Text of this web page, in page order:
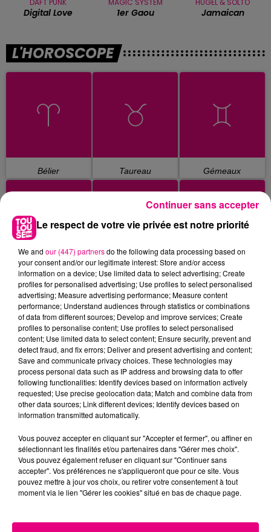
DAFT PUNK
Digital Love
MAGIC SYSTEM
1er Gaou
HUGEL & SOLTO
Jamaican
L'HOROSCOPE
Bélier Taureau Gémeaux
Cancer Lion Vierge
Balance Scorpion Sagittaire
Capricorne Verseau Poissons
Le respect de votre vie privée est notre priorité
We and our (447) partnersdo the following data processing based on
your consent and/or our legitimate interest: Store and/or access
information on a device; Use limited data to select advertising; Create
profiles for personalised advertising; Use profiles to select personalised
advertising; Measure advertising performance; Measure content
performance; Understand audiences through statistics or combinations
of data from different sources; Develop and improve services; Create
profiles to personalise content; Use profiles to select personalised
content; Use limited data to select content; Ensure security, prevent and
detect fraud, and fix errors; Deliver and present advertising and content;
Save and communicate privacy choices. These technologies may
process personal data such as IP address and browsing data to offer
following functionalities: Identify devices based on information actively
requested; Use precise geolocation data; Match and combine data from
other data sources; Link different devices; Identify devices based on
information transmitted automatically.
Vous pouvez accepter en cliquant sur "Accepter et fermer", ou affiner en
sélectionnant les finalités et/ou partenaires dans "Gérer mes choix".
Vous pouvez également refuser en cliquant sur "Continuer sans
accepter". Vos préférences ne s'appliqueront que pour ce site. Vous
pouvez mettre à jour vos choix, ou retirer votre consentement à tout
moment via le lien "Gérer les cookies" situé en bas de chaque page.
Continuer sans accepter